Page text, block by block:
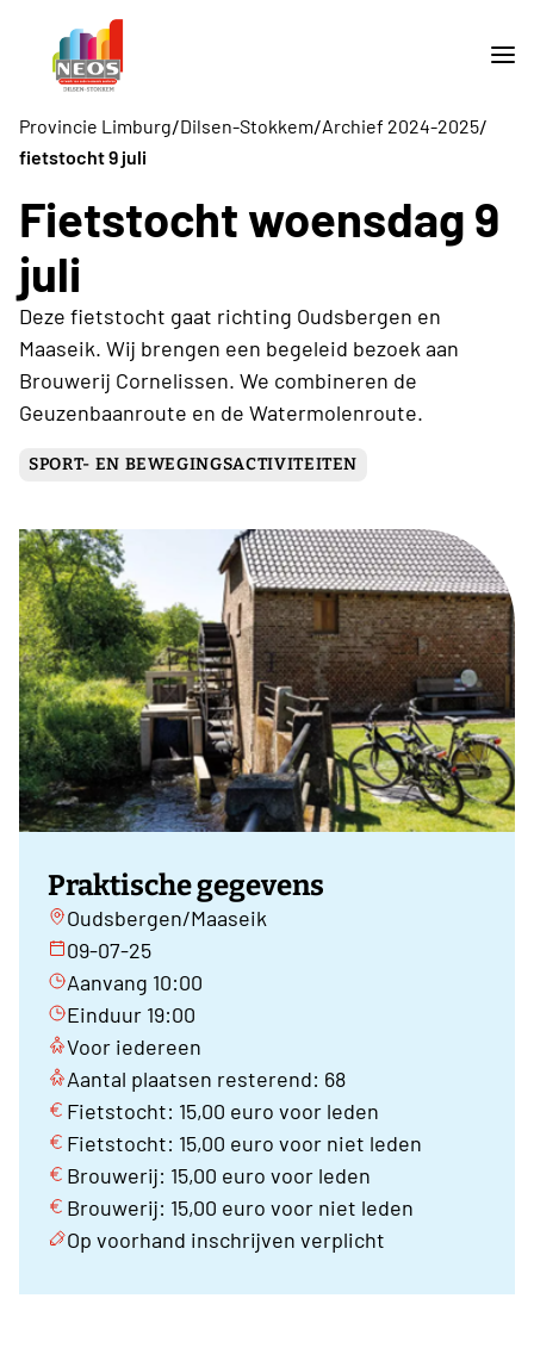
Provincie Limburg/Dilsen-Stokkem/Archief 2024-2025/
fietstocht 9 juli
Fietstocht woensdag 9
juli
Deze fietstocht gaat richting Oudsbergen en
Maaseik. Wij brengen een begeleid bezoek aan
Brouwerij Cornelissen. We combineren de
Geuzenbaanroute en de Watermolenroute.
SPORT- EN BEWEGINGSACTIVITEITEN
Praktische gegevens
Oudsbergen/Maaseik
09-07-25
Aanvang 10:00
Einduur 19:00
Voor iedereen
Aantal plaatsen resterend: 68
Fietstocht: 15,00 euro voor leden
Fietstocht: 15,00 euro voor niet leden
Brouwerij: 15,00 euro voor leden
Brouwerij: 15,00 euro voor niet leden
Op voorhand inschrijven verplicht